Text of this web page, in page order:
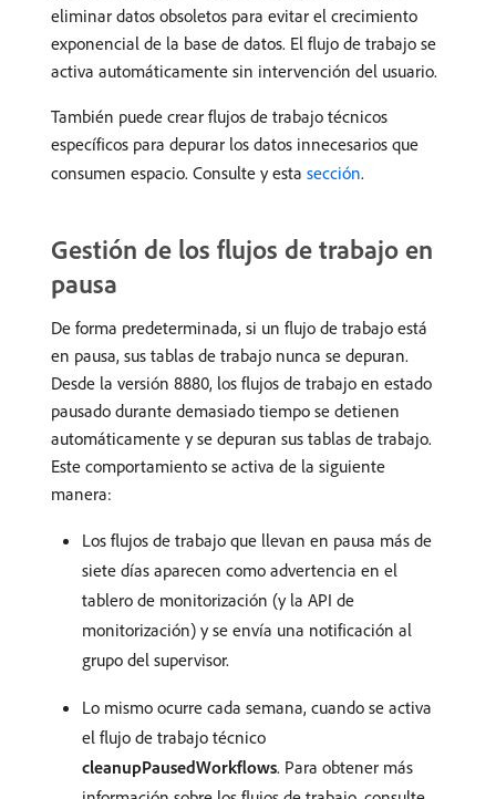
eliminar datos obsoletos para evitar el crecimiento
exponencial de la base de datos. El flujo de trabajo se
activa automáticamente sin intervención del usuario.
También puede crear flujos de trabajo técnicos
específicos para depurar los datos innecesarios que
consumen espacio. Consulte y esta sección.
Gestión de los flujos de trabajo en
pausa
De forma predeterminada, si un flujo de trabajo está
en pausa, sus tablas de trabajo nunca se depuran.
Desde la versión 8880, los flujos de trabajo en estado
pausado durante demasiado tiempo se detienen
automáticamente y se depuran sus tablas de trabajo.
Este comportamiento se activa de la siguiente
manera:
Los flujos de trabajo que llevan en pausa más de
siete días aparecen como advertencia en el
tablero de monitorización (y la API de
monitorización) y se envía una notificación al
grupo del supervisor.
Lo mismo ocurre cada semana, cuando se activa
el flujo de trabajo técnico
cleanupPausedWorkflows. Para obtener más